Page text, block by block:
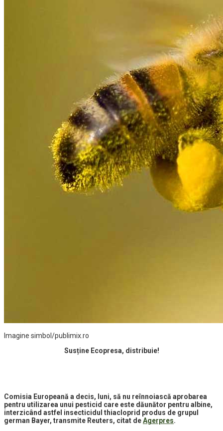
Imagine simbol/publimix.ro
Susține Ecopresa, distribuie!
Comisia Europeană a decis, luni, să nu reînnoiască aprobarea
pentru utilizarea unui pesticid care este dăunător pentru albine,
interzicând astfel insecticidul thiacloprid produs de grupul
german Bayer, transmite Reuters, citat deAgerpres.